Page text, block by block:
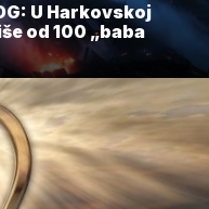
U Harkovskoj
od 100 „baba